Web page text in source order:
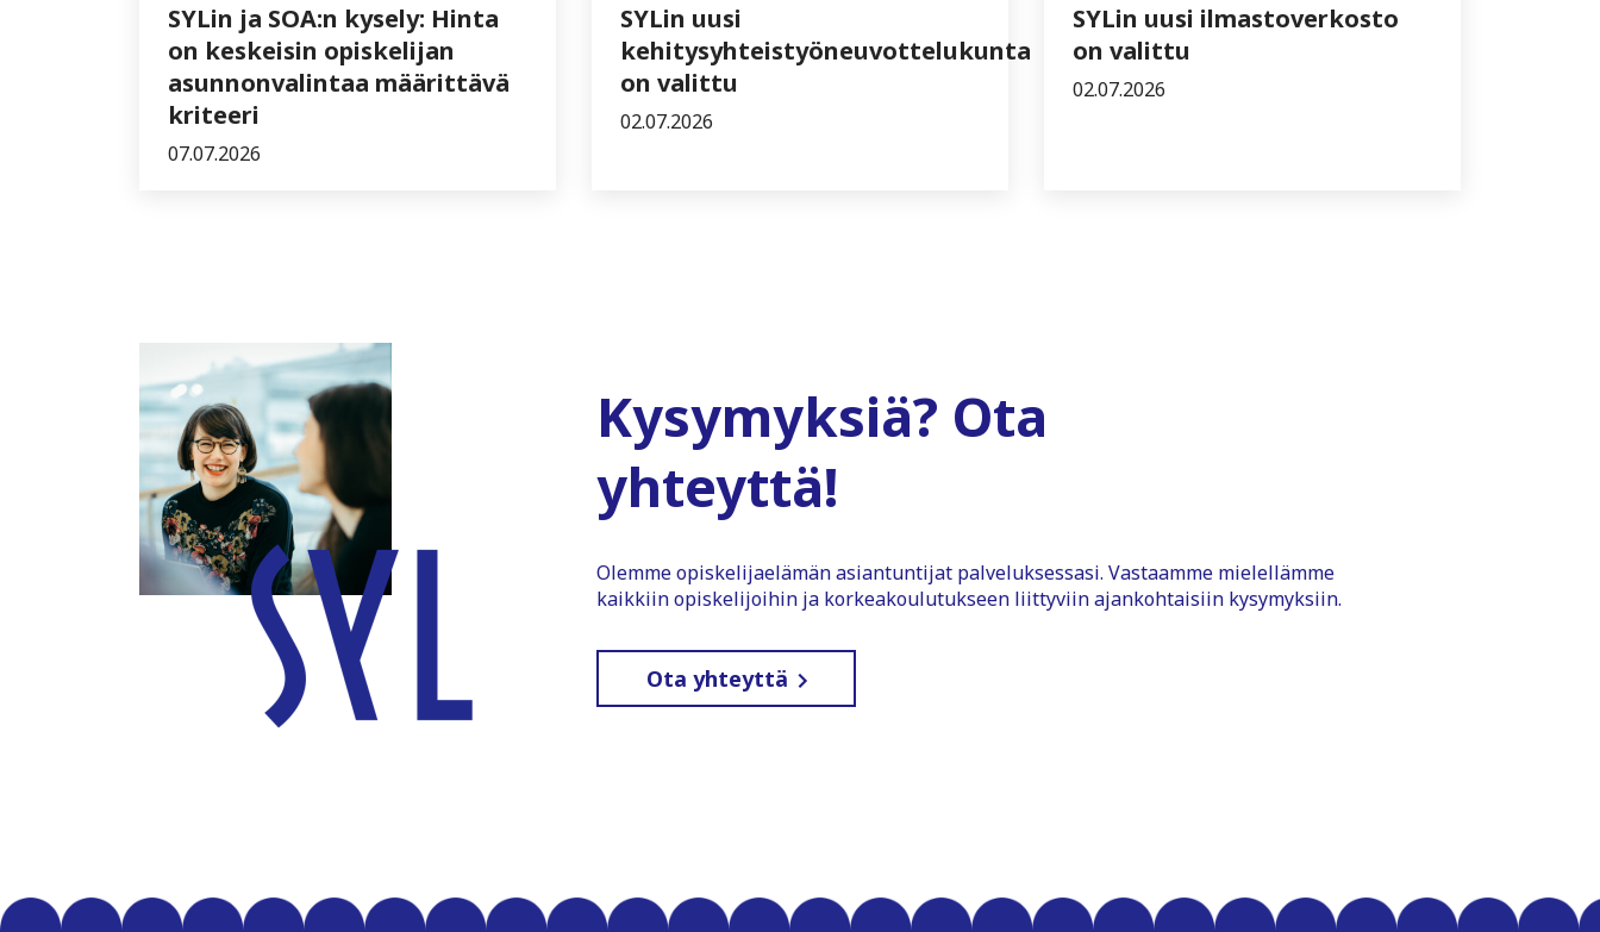
SYLin ja SOA:n kysely: Hinta
on keskeisin opiskelijan
asunnonvalintaa määrittävä
kriteeri
07.07.2026
SYLin uusi
kehitysyhteistyöneuvottelukunta
on valittu
02.07.2026
SYLin uusi ilmastoverkosto
on valittu
02.07.2026
Kysymyksiä? Ota
yhteyttä!
Olemme opiskelijaelämän asiantuntijat palveluksessasi. Vastaamme mielellämme
kaikkiin opiskelijoihin ja korkeakoulutukseen liittyviin ajankohtaisiin kysymyksiin.
Ota yhteyttä